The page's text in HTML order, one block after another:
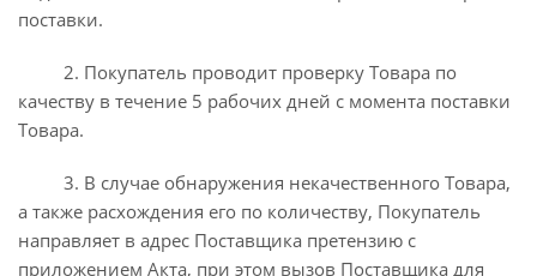
поставки.
2. Покупатель проводит проверку Товара по
качеству в течение 5 рабочих дней с момента поставки
Товара.
3. В случае обнаружения некачественного Товара,
а также расхождения его по количеству, Покупатель
направляет в адрес Поставщика претензию с
приложением Акта, при этом вызов Поставщика для